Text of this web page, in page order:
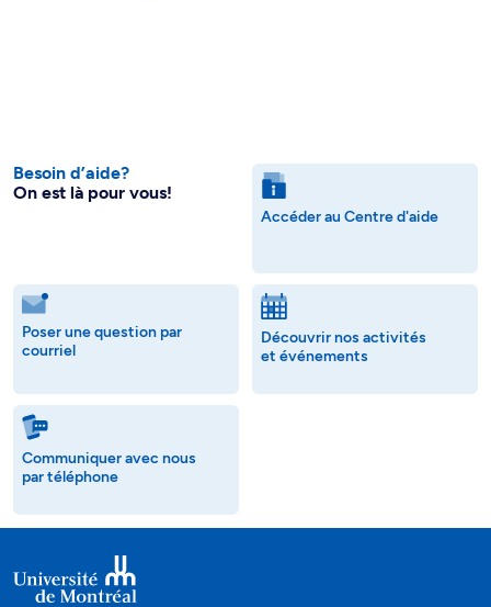
Besoin d’aide?
On est là pour vous!
Accéder au Centre d'aide
Poser une question par
courriel
Découvrir nos activités
et événements
Communiquer avec nous
par téléphone